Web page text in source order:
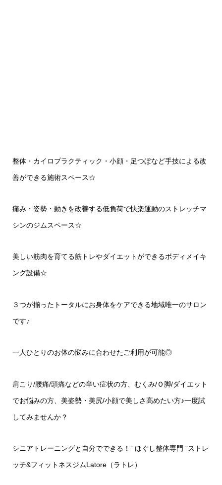
整体・カイロプラクティック・小顔・足つぼなど手技による改
善ができる施術スペース☆
痛み・姿勢・動きを改善する低負荷で快楽運動のストレッチマ
シンのジムスペース☆
美しい筋肉を育てる筋トレやダイエットができるボディメイキ
ング設備☆
３つが揃ったトータルにお身体をケアできる地域唯一のサロン
です♪
一人ひとりのお体の悩みに合わせたご利用が可能◎
肩こり/腰痛/頭痛などの辛い症状の方、むくみ/Ｏ脚/ダイエット
でお悩みの方、美姿勢・美尻/小顔で美しさ高めたい方♪一度試
してみませんか？
シニアトレーニングと自分でできる！ ” ほぐし整体専門 ”ストレ
ッチ&フィットネスジムLatore（ラトレ）